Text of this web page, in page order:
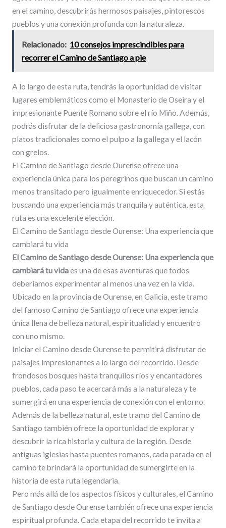
en el camino, descubrirás hermosos paisajes, pintorescos
pueblos y una conexión profunda con la naturaleza.
Relacionado: 10 consejos imprescindibles para
recorrer el Camino de Santiago a pie
A lo largo de esta ruta, tendrás la oportunidad de visitar
lugares emblemáticos como el Monasterio de Oseira y el
impresionante Puente Romano sobre el río Miño. Además,
podrás disfrutar de la deliciosa gastronomía gallega, con
platos tradicionales como el pulpo a la gallega y el lacón
con grelos.
El Camino de Santiago desde Ourense ofrece una
experiencia única para los peregrinos que buscan un camino
menos transitado pero igualmente enriquecedor. Si estás
buscando una experiencia más tranquila y auténtica, esta
ruta es una excelente elección.
El Camino de Santiago desde Ourense: Una experiencia que
cambiará tu vida
El Camino de Santiago desde Ourense: Una experiencia que
cambiará tu vidaes una de esas aventuras que todos
deberíamos experimentar al menos una vez en la vida.
Ubicado en la provincia de Ourense, en Galicia, este tramo
del famoso Camino de Santiago ofrece una experiencia
única llena de belleza natural, espiritualidad y encuentro
con uno mismo.
Iniciar el Camino desde Ourense te permitirá disfrutar de
paisajes impresionantes a lo largo del recorrido. Desde
frondosos bosques hasta tranquilos ríos y encantadores
pueblos, cada paso te acercará más a la naturaleza y te
sumergirá en una experiencia de conexión con el entorno.
Además de la belleza natural, este tramo del Camino de
Santiago también ofrece la oportunidad de explorar y
descubrir la rica historia y cultura de la región. Desde
antiguas iglesias hasta puentes romanos, cada parada en el
camino te brindará la oportunidad de sumergirte en la
historia de esta ruta legendaria.
Pero más allá de los aspectos físicos y culturales, el Camino
de Santiago desde Ourense también ofrece una experiencia
espiritual profunda. Cada etapa del recorrido te invita a